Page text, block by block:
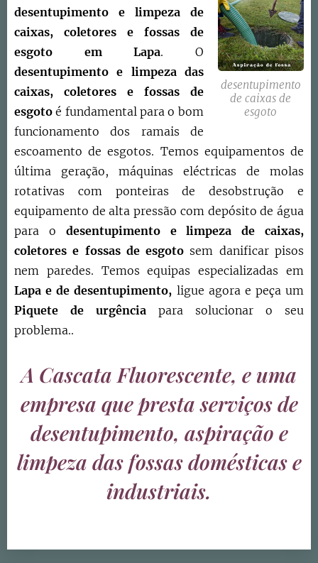
desentupimento
de caixas de
esgoto
desentupimento e limpeza de
caixas, coletores e fossas de
esgoto
emLapa. O
desentupimento e limpeza das
caixas, coletores e fossas de
esgoto é fundamental para o bom
funcionamento dos ramais de
escoamento de esgotos. Temos equipamentos de
última geração, máquinas eléctricas de molas
rotativas com ponteiras de desobstrução e
equipamento de alta pressão com depósito de água
para o desentupimento e limpeza de caixas,
coletores e fossas de esgoto sem danificar pisos
nem paredes. Temos equipas especializadas em
Lapa e de desentupimento, ligue agora e peça um
Piquete de urgência para solucionar o seu
problema..
A Cascata Fluorescente, e uma
empresa que presta serviços de
desentupimento, aspiração e
limpeza das fossas domésticas e
industriais.